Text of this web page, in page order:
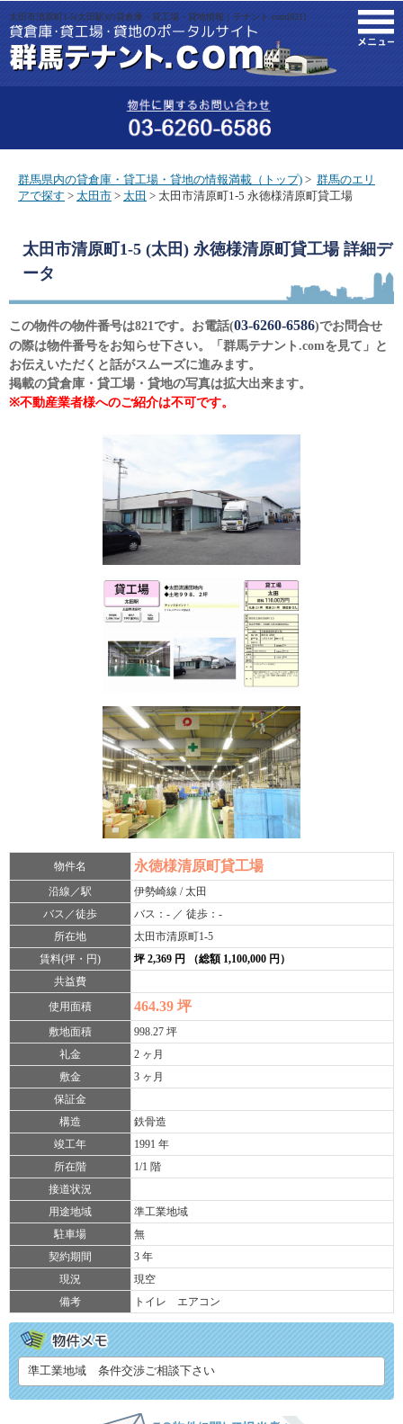
太田市清原町1-5(太田駅)の貸倉庫・貸工場・貸地情報｜テナント.com[821]
群馬県内の貸倉庫・貸工場・貸地の情報満載（トップ) > 群馬のエリ
アで探す > 太田市 > 太田 > 太田市清原町1-5 永徳様清原町貸工場
太田市清原町1-5 (太田) 永徳様清原町貸工場詳細デ
ータ
この物件の物件番号は821です。お電話(03-6260-6586)でお問合せ
の際は物件番号をお知らせ下さい。「群馬テナント.comを見て」と
お伝えいただくと話がスムーズに進みます。
掲載の貸倉庫・貸工場・貸地の写真は拡大出来ます。
※不動産業者様へのご紹介は不可です。
物件名 永徳様清原町貸工場
沿線／駅
伊勢崎線 / 太田
バス／徒歩
バス：- ／ 徒歩：-
所在地
太田市清原町1-5
賃料(坪・円)
坪 2,369 円 （総額 1,100,000 円）
共益費
使用面積
464.39 坪
敷地面積
998.27 坪
礼金
2 ヶ月
敷金
3 ヶ月
保証金
構造
鉄骨造
竣工年
1991 年
所在階
1/1 階
接道状況
用途地域
準工業地域
駐車場
無
契約期間
3 年
現況
現空
備考
トイレ エアコン
準工業地域 条件交渉ご相談下さい